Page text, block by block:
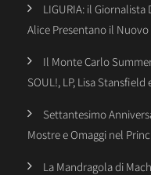
LIGURIA: il
Alice Presentano il Nuovo
Il Monte Carlo
SOUL!, LP, Lisa Stansfield
Settantesimo
Mostre e Omaggi nel
La Mandragola di